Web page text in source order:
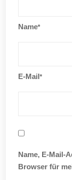
Name*
E-Mail*
Name, E-Mail-
Browser für